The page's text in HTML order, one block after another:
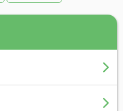
b
o
t
e
r